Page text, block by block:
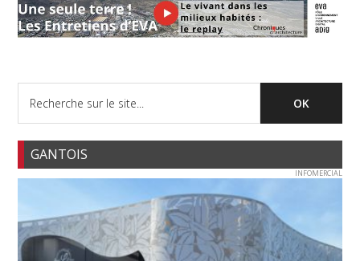
GANTOIS
INFOMERCIAL